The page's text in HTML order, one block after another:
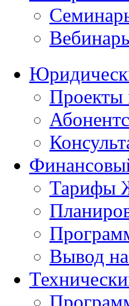
Проекты
Тарифы
Вывод